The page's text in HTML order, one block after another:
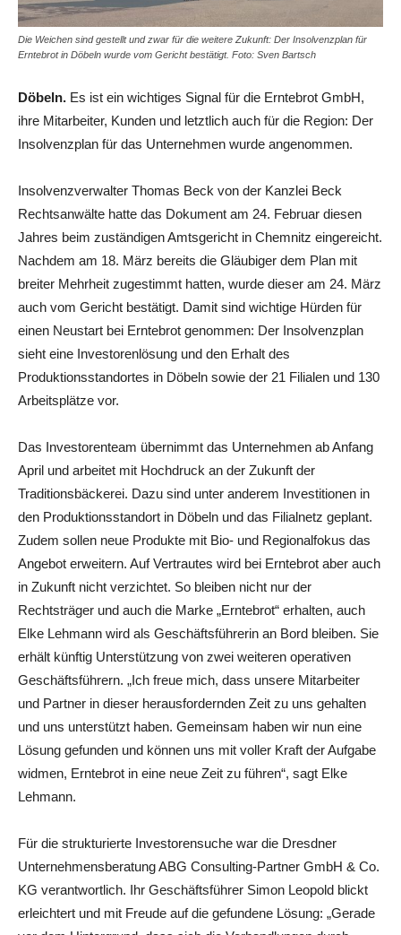
Die Weichen sind gestellt und zwar für die weitere Zukunft: Der Insolvenzplan für
Erntebrot in Döbeln wurde vom Gericht bestätigt. Foto: Sven Bartsch
Döbeln. Es ist ein wichtiges Signal für die Erntebrot GmbH,
ihre Mitarbeiter, Kunden und letztlich auch für die Region: Der
Insolvenzplan für das Unternehmen wurde angenommen.
Insolvenzverwalter Thomas Beck von der Kanzlei Beck
Rechtsanwälte hatte das Dokument am 24. Februar diesen
Jahres beim zuständigen Amtsgericht in Chemnitz eingereicht.
Nachdem am 18. März bereits die Gläubiger dem Plan mit
breiter Mehrheit zugestimmt hatten, wurde dieser am 24. März
auch vom Gericht bestätigt. Damit sind wichtige Hürden für
einen Neustart bei Erntebrot genommen: Der Insolvenzplan
sieht eine Investorenlösung und den Erhalt des
Produktionsstandortes in Döbeln sowie der 21 Filialen und 130
Arbeitsplätze vor.
Das Investorenteam übernimmt das Unternehmen ab Anfang
April und arbeitet mit Hochdruck an der Zukunft der
Traditionsbäckerei. Dazu sind unter anderem Investitionen in
den Produktionsstandort in Döbeln und das Filialnetz geplant.
Zudem sollen neue Produkte mit Bio- und Regionalfokus das
Angebot erweitern. Auf Vertrautes wird bei Erntebrot aber auch
in Zukunft nicht verzichtet. So bleiben nicht nur der
Rechtsträger und auch die Marke „Erntebrot“ erhalten, auch
Elke Lehmann wird als Geschäftsführerin an Bord bleiben. Sie
erhält künftig Unterstützung von zwei weiteren operativen
Geschäftsführern. „Ich freue mich, dass unsere Mitarbeiter
und Partner in dieser herausfordernden Zeit zu uns gehalten
und uns unterstützt haben. Gemeinsam haben wir nun eine
Lösung gefunden und können uns mit voller Kraft der Aufgabe
widmen, Erntebrot in eine neue Zeit zu führen“, sagt Elke
Lehmann.
Für die strukturierte Investorensuche war die Dresdner
Unternehmensberatung ABG Consulting-Partner GmbH & Co.
KG verantwortlich. Ihr Geschäftsführer Simon Leopold blickt
erleichtert und mit Freude auf die gefundene Lösung: „Gerade